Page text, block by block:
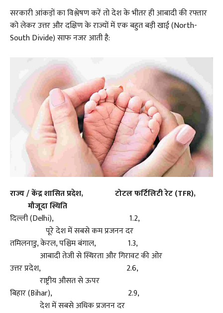
सरकारी आंकड़ों का विश्लेषण करें तो देश के भीतर ही आबादी की रफ्तार
को लेकर उत्तर और दक्षिण के राज्यों में एक बहुत बड़ी खाई (North-
South Divide) साफ नजर आती है:
राज्य / केंद्र शासित प्रदेश, टोटल फर्टिलिटी रेट (TFR),
मौजूदा स्थिति
दिल्ली (Delhi), 1.2,
पूरे देश में सबसे कम प्रजनन दर
तमिलनाडु, केरल, पश्चिम बंगाल, 1.3,
आबादी तेजी से स्थिरता और गिरावट की ओर
उत्तर प्रदेश, 2.6,
राष्ट्रीय औसत से ऊपर
बिहार (Bihar), 2.9,
देश में सबसे अधिक प्रजनन दर